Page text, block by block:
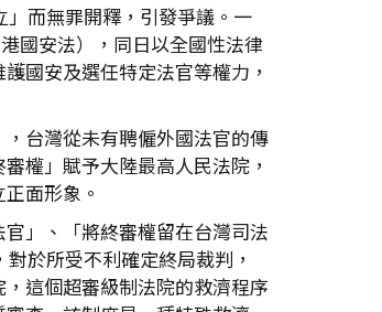
而無罪開釋，引發爭議。一
國安法），同日以全國性法律
國安及選任特定法官等權力，
台灣從未有聘僱外國法官的傳
權」賦予大陸最高人民法院，
面形象。
」、「將終審權留在台灣司法
於所受不利確定終局裁判，
這個超審級制法院的救濟程序